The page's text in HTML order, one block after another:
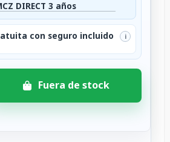
DIRECT 3 años
con seguro incluido i
Fuera de stock